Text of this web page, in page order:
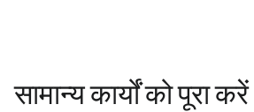
सामान्य कार्यों को पूरा करें